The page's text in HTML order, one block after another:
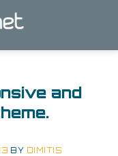
and
BY DIMITIS